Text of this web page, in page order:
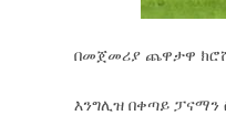
በመጀመሪያ ጨዋታዋ
እንግሊዝ በቀጣይ